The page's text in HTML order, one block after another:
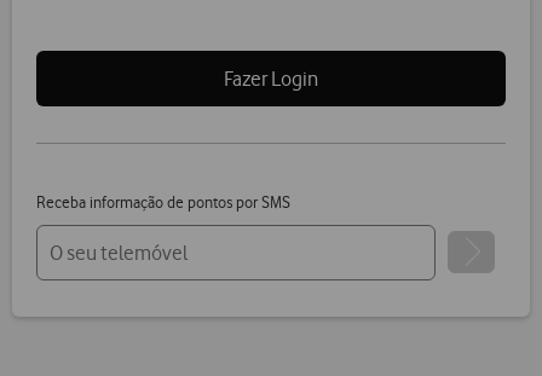
Fazer Login
Receba informação de pontos por SMS